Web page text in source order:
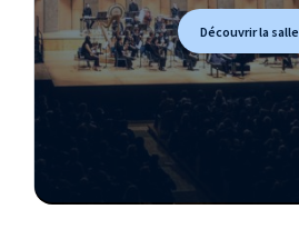
Découvrir la salle